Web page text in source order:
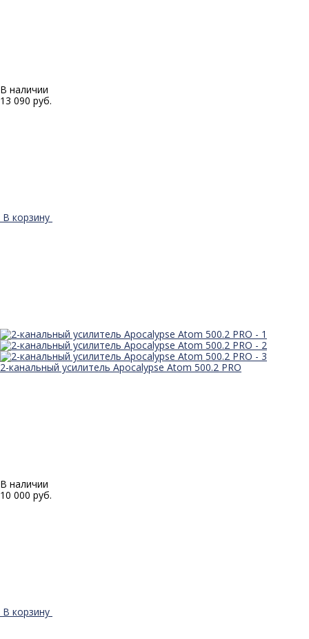
В наличии
13 090 руб.
В корзину
2-канальный усилитель Apocalypse Atom 500.2 PRO
В наличии
10 000 руб.
В корзину